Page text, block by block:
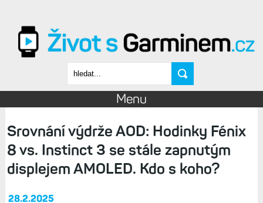
Vyhledávání
Menu
Srovnání výdrže AOD: Hodinky Fénix
8 vs. Instinct 3 se stále zapnutým
displejem AMOLED. Kdo s koho?
28.2.2025